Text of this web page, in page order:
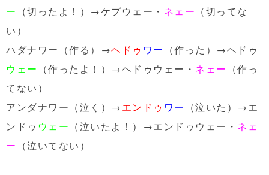
ー （切ったよ！）→ケプウェー・ ネェー （切ってな
い）
ハダナワー（作る）→ヘドゥ ワー （作った）→ヘドゥ
ウェー （作ったよ！）→ヘドゥウェー・ ネェー （作っ
てない）
アンダナワー（泣く）→エンドゥ ワー （泣いた）→エ
ンドゥ ウェー （泣いたよ！）→エンドゥウェー・ ネェ
ー （泣いてない）